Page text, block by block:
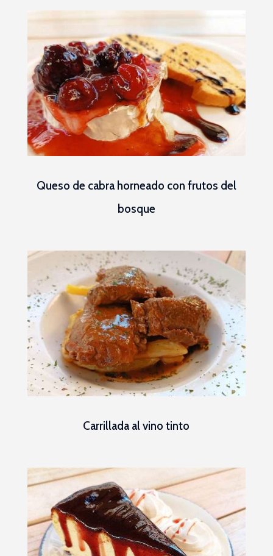
Queso de cabra horneado con frutos del
bosque
Carrillada al vino tinto